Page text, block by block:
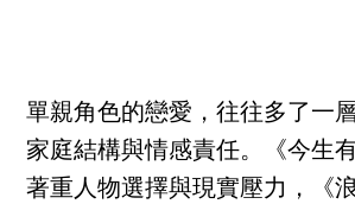
單親角色的戀愛，往往多了一
家庭結構與情感責任。《今生
著重人物選擇與現實壓力，《